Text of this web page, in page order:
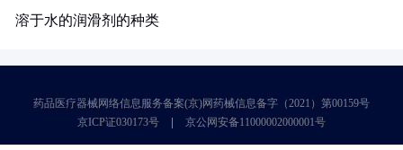
溶于水的润滑剂的种类
药品医疗器械网络信息服务备案(京)网药械信息备字（2021）第00159号
京ICP证030173号
京公网安备11000002000001号